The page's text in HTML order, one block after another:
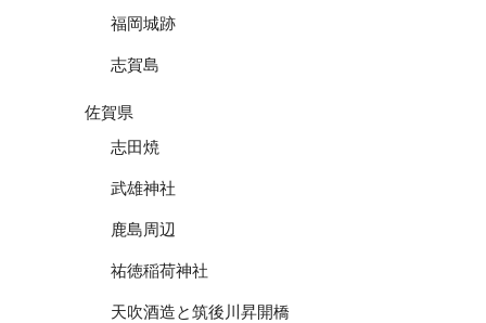
福岡城跡
志賀島
佐賀県
志田焼
武雄神社
鹿島周辺
祐徳稲荷神社
天吹酒造と筑後川昇開橋